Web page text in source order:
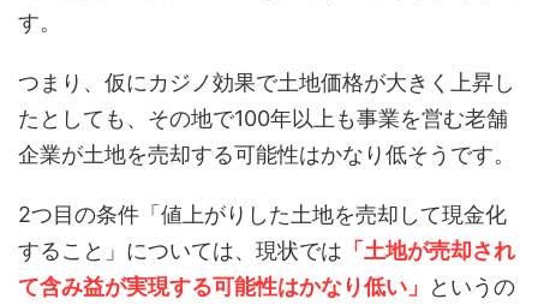
す。
つまり、仮にカジノ効果で土地価格が大きく上昇し
たとしても、その地で100年以上も事業を営む老舗
企業が土地を売却する可能性はかなり低そうです。
2つ目の条件「値上がりした土地を売却して現金化
すること」については、現状では 「土地が売却され
て含み益が実現する可能性はかなり低い」
というの